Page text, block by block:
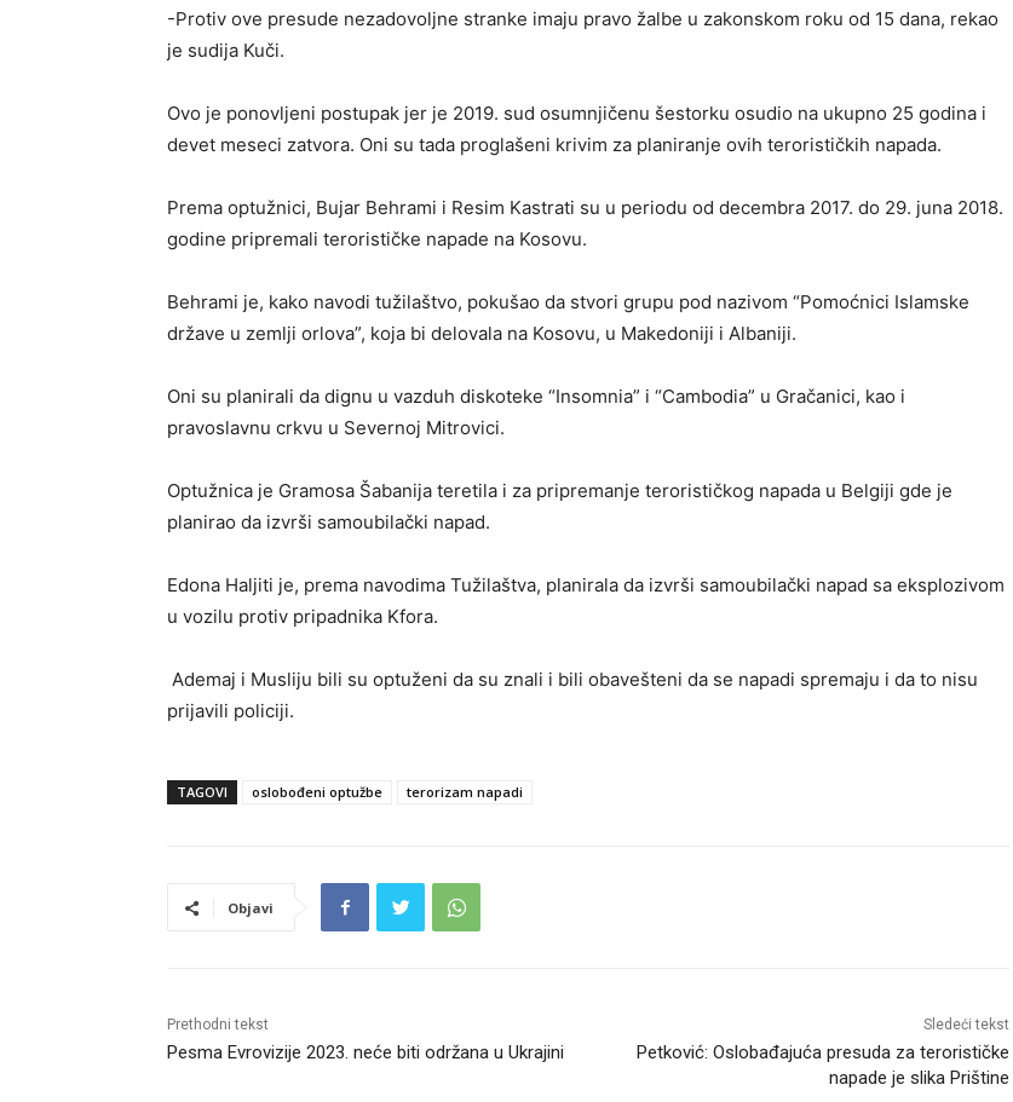
-Protiv ove presude nezadovoljne stranke imaju pravo žalbe u zakonskom roku od 15 dana, rekao
je sudija Kuči.
Ovo je ponovljeni postupak jer je 2019. sud osumnjičenu šestorku osudio na ukupno 25 godina i
devet meseci zatvora. Oni su tada proglašeni krivim za planiranje ovih terorističkih napada.
Prema optužnici, Bujar Behrami i Resim Kastrati su u periodu od decembra 2017. do 29. juna 2018.
godine pripremali terorističke napade na Kosovu.
Behrami je, kako navodi tužilaštvo, pokušao da stvori grupu pod nazivom “Pomoćnici Islamske
države u zemlji orlova”, koja bi delovala na Kosovu, u Makedoniji i Albaniji.
Oni su planirali da dignu u vazduh diskoteke “Insomnia” i “Cambodia” u Gračanici, kao i
pravoslavnu crkvu u Severnoj Mitrovici.
Optužnica je Gramosa Šabanija teretila i za pripremanje terorističkog napada u Belgiji gde je
planirao da izvrši samoubilački napad.
Edona Haljiti je, prema navodima Tužilaštva, planirala da izvrši samoubilački napad sa eksplozivom
u vozilu protiv pripadnika Kfora.
Ademaj i Musliju bili su optuženi da su znali i bili obavešteni da se napadi spremaju i da to nisu
prijavili policiji.
TAGOVI oslobođeni optužbe terorizam napadi
Objavi
Prethodni tekst
Pesma Evrovizije 2023. neće biti održana u Ukrajini
Sledeći tekst
Petković: Oslobađajuća presuda za terorističke
napade je slika Prištine